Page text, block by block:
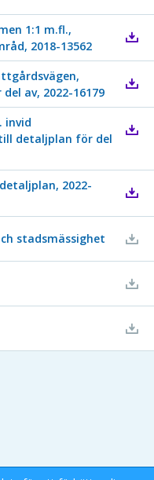
1:1 m.fl.,
2018-13562
av, 2022-16179
invid
detaljplan för del
2022-
stadsmässighet